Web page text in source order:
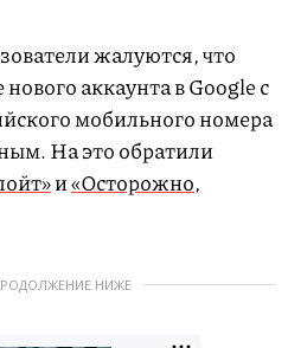
жалуются, что
аккаунта в Google с
мобильного номера
На это обратили
и«Осторожно,
НИЖЕ